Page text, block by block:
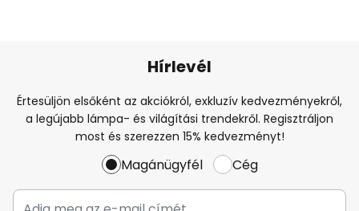
Hírlevél
Értesüljön elsőként az akciókról, exkluzív kedvezményekről,
a legújabb lámpa- és világítási trendekről. Regisztráljon
most és szerezzen 15% kedvezményt!
Magánügyfél Cég